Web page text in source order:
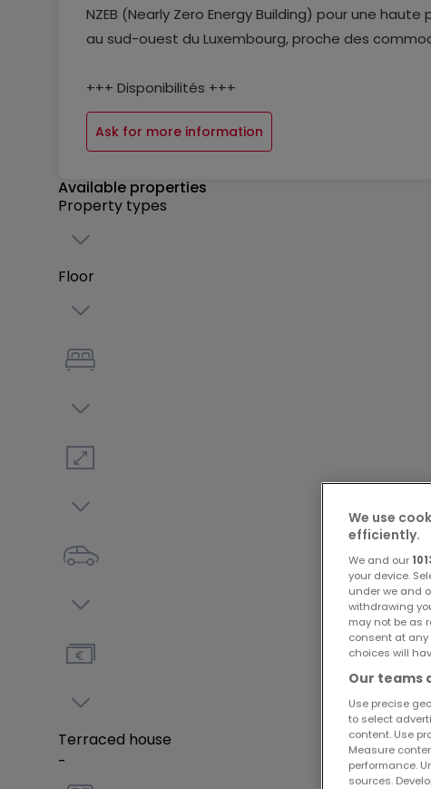
NZEB (Nearly Zero Energy Building) pour une
au sud-ouest du Luxembourg, proche des
+++ Disponibilités +++
- Lots disponibles à la vente :[5]
- Prix à partir de : 1.045.000 €
+++ Situation & Environnement +++
Implanté à Hautcharage, le projet bénéficie d’un
commodités et des infrastructures essentielles
+++ Qualité de vie & Développement durable +++
Le programme a été pensé pour offrir un confort
- Isolation performante et menuiseries de qualité
- Systèmes de chauffage et production d’eau
- Ventilation double flux
- Possibilités de finitions personnalisables pour
- Stationnements et accès pensés pour le
- Prestations de qualité avec finitions
- Construction conforme aux standards actuels
Ask for more information
Available properties
Property types
Floor
Terraced house
-
We use
efficiently.
We and our
your device.
under we and
withdrawing
may not be as
consent at any
choices will
Our teams
Use precise
to select
content. Use
Measure
performance.
sources.